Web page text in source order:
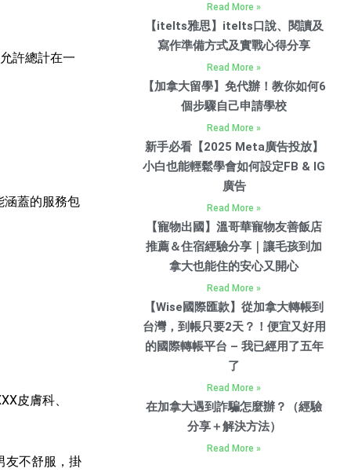
許總計在一
涵蓋的服務包
皮膚科、
友不舒服，掛
Read More »
【itelts雅思】itelts口說、閱讀及
寫作準備方式及實戰心得分享
Read More »
【加拿大留學】免代辦！教你如何6
個步驟自己申請學校
Read More »
新手必看【2025 Meta廣告投放】
小白也能輕鬆學會如何設定FB & IG
廣告
Read More »
【寵物出國】溫哥華寵物友善飯店
推薦＆住宿經驗分享｜讓毛孩到加
拿大也能住的安心又開心
Read More »
【Wise國際匯款】從加拿大轉帳到
台灣，到帳只要2天？！便宜又好用
的國際轉帳平台 – 我已經用了五年
了
Read More »
在加拿大遇到詐騙怎麼辦？（經驗
分享＋解決方法）
Read More »